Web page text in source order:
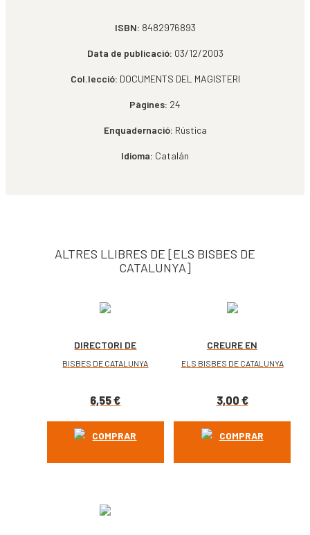
ISBN: 8482976893
Data de publicació: 03/12/2003
Col.lecció: DOCUMENTS DEL MAGISTERI
Pàgines: 24
Enquadernació: Rústica
Idioma: Catalán
ALTRES LLIBRES DE [ELS BISBES DE
CATALUNYA]
DIRECTORI DE
SACRAMENTAL
BISBES DE CATALUNYA
6,55€
COMPRAR
CREURE EN
ANUNCIAR-LO AMB
ELS BISBES DE CATALUNYA
3,00 €
COMPRAR